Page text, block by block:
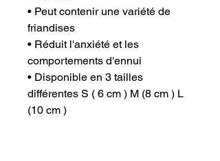
• Peut contenir une variété de
friandises
• Réduit l'anxiété et les
comportements d'ennui
• Disponible en 3 tailles
différentes S ( 6 cm ) M (8 cm ) L
(10 cm )